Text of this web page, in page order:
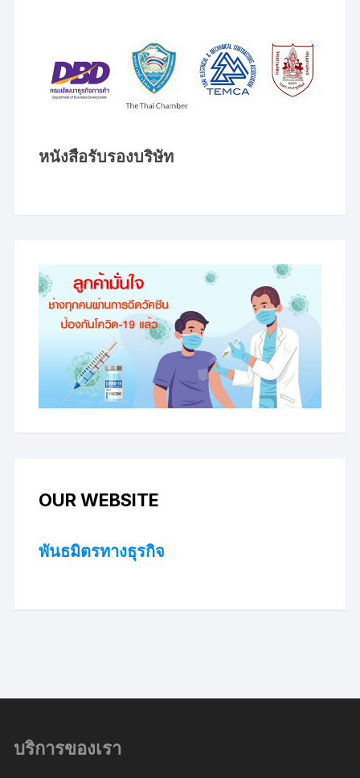
หนังสือรับรองบริษัท
OUR WEBSITE
พันธมิตรทางธุรกิจ
บริการของเรา